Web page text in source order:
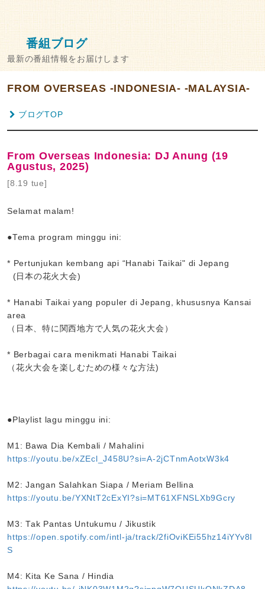
番組ブログ
最新の番組情報をお届けします
FROM OVERSEAS -INDONESIA- -MALAYSIA-
ブログTOP
From Overseas Indonesia: DJ Anung (19
Agustus, 2025)
[8.19 tue]
Selamat malam!
●Tema program minggu ini:
* Pertunjukan kembang api “Hanabi Taikai" di Jepang
(日本の花火大会)
* Hanabi Taikai yang populer di Jepang, khususnya Kansai
area
（日本、特に関西地方で人気の花火大会）
* Berbagai cara menikmati Hanabi Taikai
（花火大会を楽しむための様々な方法)
●Playlist lagu minggu ini:
M1: Bawa Dia Kembali / Mahalini
https://youtu.be/xZEcl_J458U?si=A-2jCTnmAotxW3k4
M2: Jangan Salahkan Siapa / Meriam Bellina
https://youtu.be/YXNtT2cExYI?si=MT61XFNSLXb9Gcry
M3: Tak Pantas Untukumu / Jikustik
https://open.spotify.com/intl-ja/track/2fiOviKEi55hz14iYYv8I
S
M4: Kita Ke Sana / Hindia